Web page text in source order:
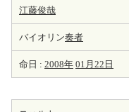
江藤俊哉
バイオリン奏者
命日 : 2008年 01月22日